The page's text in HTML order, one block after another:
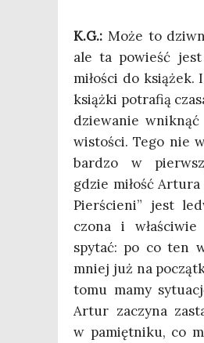
K.G.: Może to
ale ta powieść
miło­ści do ksią­żek.
książ­ki potra­fią
dzie­wa­nie
wi­sto­ści. Tego nie
bar­dzo w
gdzie miłość Artu­ra
Pier­ście­ni” jest
czo­na i
spy­tać: po co ten
mniej już na
tomu mamy
Artur zaczy­na
w pamięt­ni­ku, co